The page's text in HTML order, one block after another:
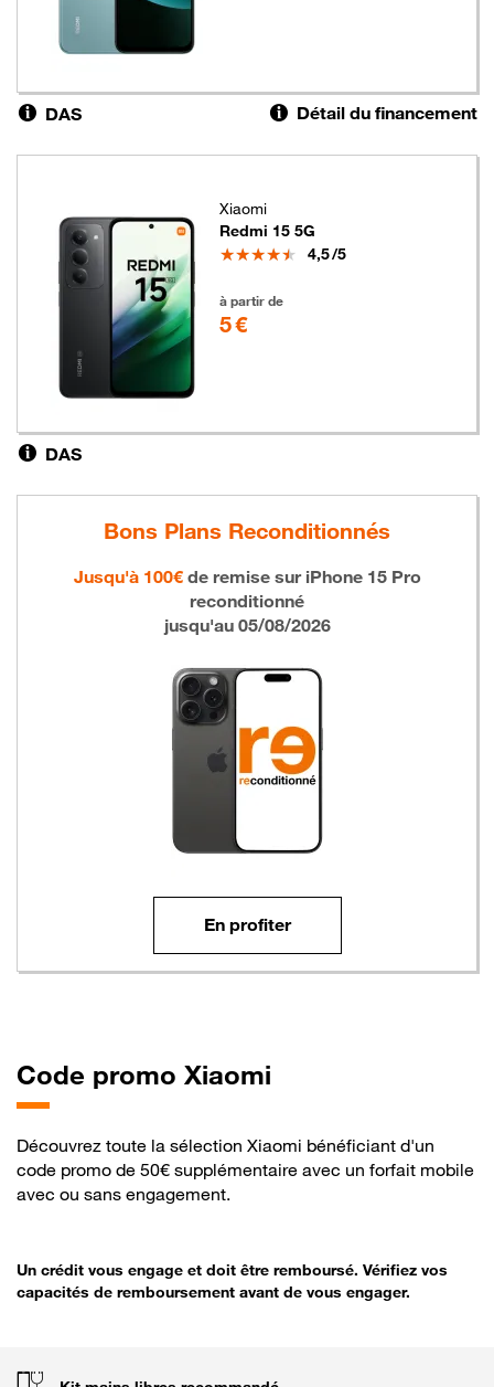
DAS Détail du financement
Xiaomi
Redmi 15 5G
Note
4,5/5
à partir de
5 €
DAS
Bons Plans Reconditionnés
Jusqu'à 100€de remise sur iPhone 15 Pro
reconditionné
jusqu'au 05/08/2026
En profiter
Code promo Xiaomi
Découvrez toute la sélection Xiaomi bénéficiant d'un
code promo de 50€ supplémentaire avec un forfait mobile
avec ou sans engagement.
Un crédit vous engage et doit être remboursé. Vérifiez vos
capacités de remboursement avant de vous engager.